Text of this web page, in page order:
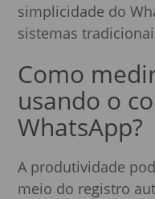
simplicidade do
sistemas
Como
usando o
WhatsApp?
A produtividade
meio do registro